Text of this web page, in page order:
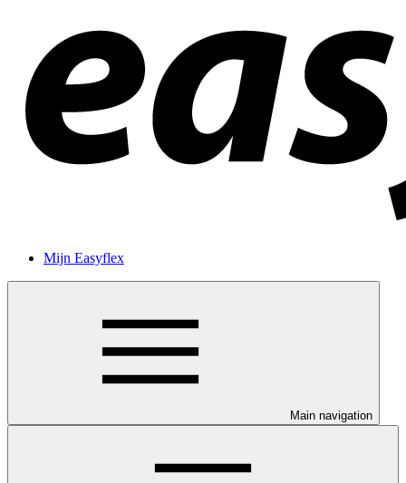
Mijn Easyflex
Main navigation